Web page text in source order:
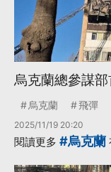
烏克蘭總參謀
烏克蘭 飛彈
2025/11/19 20:20
閱讀更多 #烏克蘭